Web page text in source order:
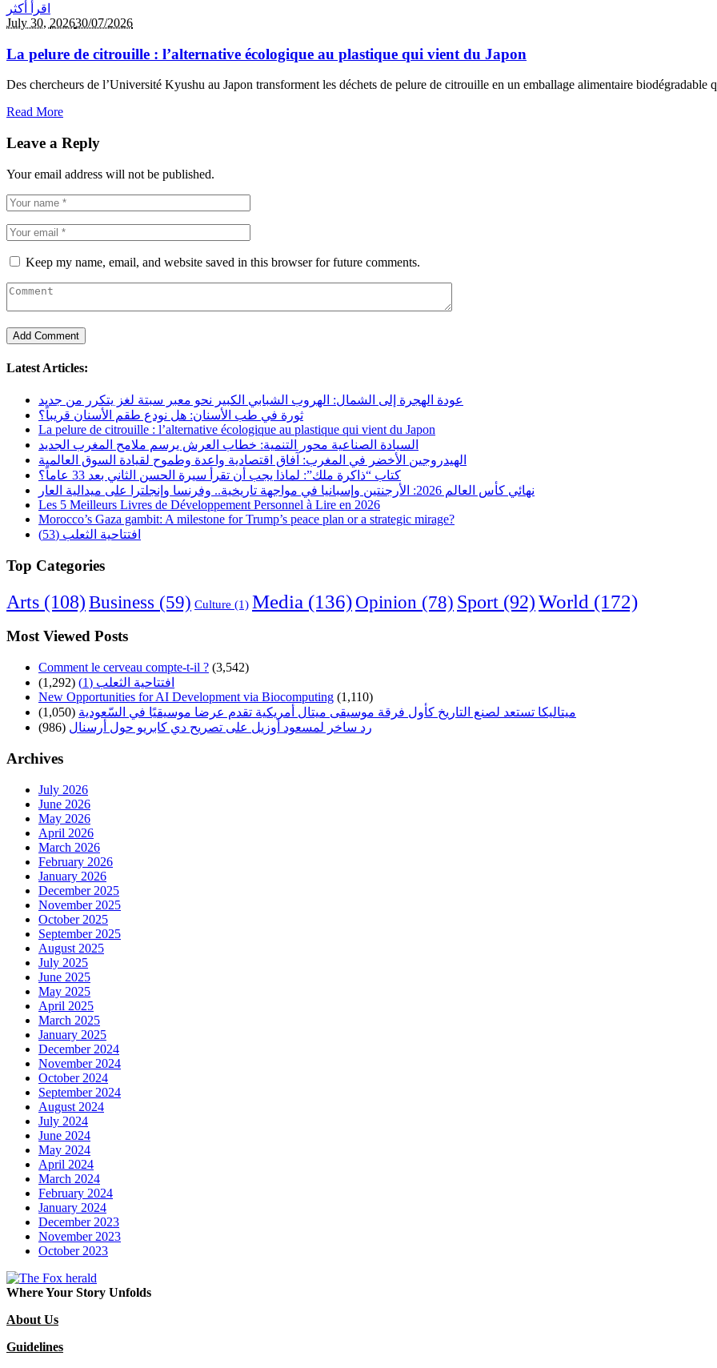
اقرأ أكثر
July 30, 202630/07/2026
La pelure de citrouille : l’alternative écologique au plastique qui vient du Japon
Des chercheurs de l’Université Kyushu au Japon transforment les déchets de pelure de citrouille en un emballage alimentaire biodégradable
Read More
Leave a Reply
Your email address will not be published.
Keep my name, email, and website saved in this browser for future comments.
Latest Articles:
عودة الهجرة إلى الشمال: الهروب الشبابي الكبير نحو معبر سبتة لغز يتكرر من جديد
ثورة في طب الأسنان: هل نودع طقم الأسنان قريباً؟
La pelure de citrouille : l’alternative écologique au plastique qui vient du Japon
السيادة الصناعية محور التنمية: خطاب العرش يرسم ملامح المغرب الجديد
الهيدروجين الأخضر في المغرب: آفاق اقتصادية واعدة وطموح لقيادة السوق العالمية
كتاب “ذاكرة ملك”: لماذا يجب أن تقرأ سيرة الحسن الثاني بعد 33 عاماً؟
نهائي كأس العالم 2026: الأرجنتين وإسبانيا في مواجهة تاريخية.. وفرنسا وإنجلترا على ميدالية العار
Les 5 Meilleurs Livres de Développement Personnel à Lire en 2026
Morocco’s Gaza gambit: A milestone for Trump’s peace plan or a strategic mirage?
افتتاحية الثعلب (53)
Top Categories
Arts (108) Business (59) Culture (1) Media (136)Opinion (78) Sport (92)World (172)
Most Viewed Posts
Comment le cerveau compte-t-il ? (3,542)
افتتاحية الثعلب (1)
(1,292)
New Opportunities for AI Development via Biocomputing (1,110)
ميتاليكا تستعد لصنع التاريخ كأول فرقة موسيقى ميتال أمريكية تقدم عرضا موسيقيًا في السّعودية (1,050)
رد ساخر لمسعود أوزيل على تصريح دي كابريو حول أرسنال (986)
Archives
July 2026
June 2026
May 2026
April 2026
March 2026
February 2026
January 2026
December 2025
November 2025
October 2025
September 2025
August 2025
July 2025
June 2025
May 2025
April 2025
March 2025
January 2025
December 2024
November 2024
October 2024
September 2024
August 2024
July 2024
June 2024
May 2024
April 2024
March 2024
February 2024
January 2024
December 2023
November 2023
October 2023
Where Your Story Unfolds
About Us
Guidelines